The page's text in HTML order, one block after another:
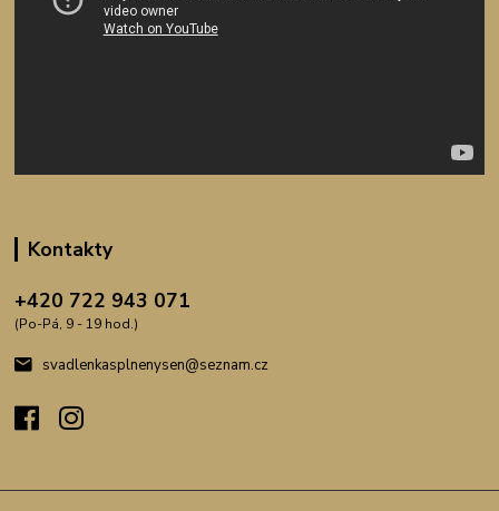
Kontakty
+420 722 943 071
(Po-Pá, 9 - 19 hod.)
svadlenkasplnenysen@seznam.cz